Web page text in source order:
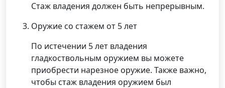
Стаж владения должен быть непрерывным.
Оружие со стажем от 5 лет
По истечении 5 лет владения
гладкоствольным оружием вы можете
приобрести нарезное оружие. Также важно,
чтобы стаж владения оружием был